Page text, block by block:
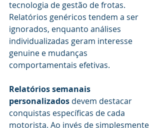
tecnologia de gestão de frotas.
Relatórios genéricos tendem a ser
ignorados, enquanto análises
individualizadas geram interesse
genuine e mudanças
comportamentais efetivas.
Relatórios semanais
personalizados devem destacar
conquistas específicas de cada
motorista. Ao invés de simplesmente